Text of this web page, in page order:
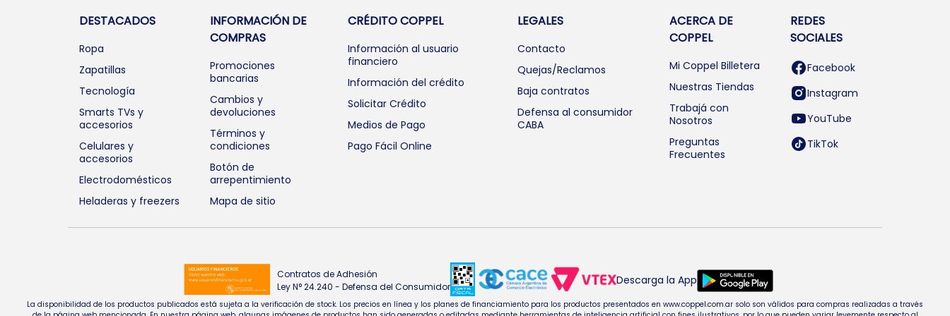
DESTACADOS
Ropa
Zapatillas
Tecnología
Smarts TVs y
accesorios
Celulares y
accesorios
Electrodomésticos
Heladeras y freezers
INFORMACIÓN DE
COMPRAS
Promociones
bancarias
Cambios y
devoluciones
Términos y
condiciones
Botón de
arrepentimiento
Mapa de sitio
CRÉDITO COPPEL
Información al usuario
financiero
Información del crédito
Solicitar Crédito
Medios de Pago
Pago Fácil Online
LEGALES
Contacto
Quejas/Reclamos
Baja contratos
Defensa al consumidor
CABA
ACERCA DE
COPPEL
Mi Coppel Billetera
Nuestras Tiendas
Trabajá con
Nosotros
Preguntas
Frecuentes
REDES
SOCIALES
Facebook
Instagram
YouTube
TikTok
Contratos de Adhesión
Ley N° 24.240 - Defensa del Consumidor
Descarga la App
La disponibilidad de los productos publicados está sujeta a la verificación de stock. Los precios en línea y los planes de financiamiento para los productos presentados en www.coppel.com.ar solo son válidos para compras realizadas a través